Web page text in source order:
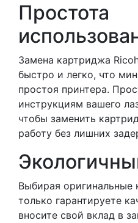
Простота
Замена картриджа
быстро и легко, что
простоя принтера.
инструкциям вашего
чтобы заменить
работу без лишних
Выбирая оригинальные
только гарантируете
вносите свой вклад в